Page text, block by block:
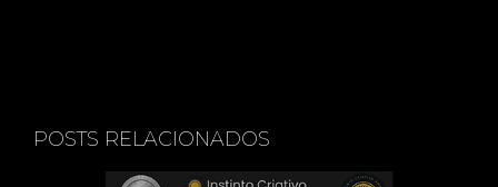
POSTS RELACIONADOS